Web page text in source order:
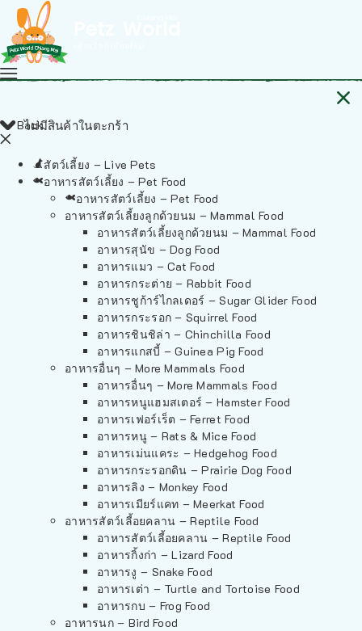
ไม่มีสินค้าในตะกร้า
Back
สัตว์เลี้ยง – Live Pets
อาหารสัตว์เลี้ยง – Pet Food
อาหารสัตว์เลี้ยง – Pet Food
อาหารสัตว์เลี้ยงลูกด้วยนม – Mammal Food
อาหารสัตว์เลี้ยงลูกด้วยนม – Mammal Food
อาหารสุนัข – Dog Food
อาหารแมว – Cat Food
อาหารกระต่าย – Rabbit Food
อาหารชูก้าร์ไกลเดอร์ – Sugar Glider Food
อาหารกระรอก – Squirrel Food
อาหารชินชิล่า – Chinchilla Food
อาหารแกสบี้ – Guinea Pig Food
อาหารอื่นๆ – More Mammals Food
อาหารอื่นๆ – More Mammals Food
อาหารหนูแฮมสเตอร์ – Hamster Food
อาหารเฟอร์เร็ต – Ferret Food
อาหารหนู – Rats & Mice Food
อาหารเม่นแคระ – Hedgehog Food
อาหารกระรอกดิน – Prairie Dog Food
อาหารลิง – Monkey Food
อาหารเมียร์แคท – Meerkat Food
อาหารสัตว์เลี้อยคลาน – Reptile Food
อาหารสัตว์เลี้อยคลาน – Reptile Food
อาหารกิ้งก่า – Lizard Food
อาหารงู – Snake Food
อาหารเต่า – Turtle and Tortoise Food
อาหารกบ – Frog Food
อาหารนก – Bird Food